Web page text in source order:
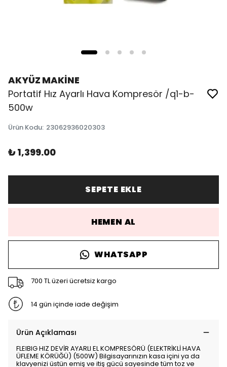
AKYÜZ MAKİNE
Portatif Hız Ayarlı Hava Kompresör /q1-b-
500w
Ürün Kodu: 23062936020303
₺ 1,399.00
SEPETE EKLE
HEMEN AL
WHATSAPP
700 TL üzeri ücretsiz kargo
14 gün içinde iade değişim
Ürün Açıklaması
FLEIBIG HIZ DEVİR AYARLI EL KOMPRESÖRÜ (ELEKTRİKLİ HAVA
ÜFLEME KÖRÜĞÜ) (500W) Bilgisayarınızın kasa içini ya da
klavyenizi üstün emiş ve itiş gücü sayesinde tüm toz ve